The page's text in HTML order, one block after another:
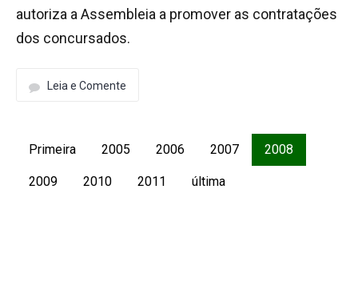
autoriza a Assembleia a promover as contratações
dos concursados.
Leia e Comente
Primeira 2005 2006 2007 2008
2009 2010 2011 última